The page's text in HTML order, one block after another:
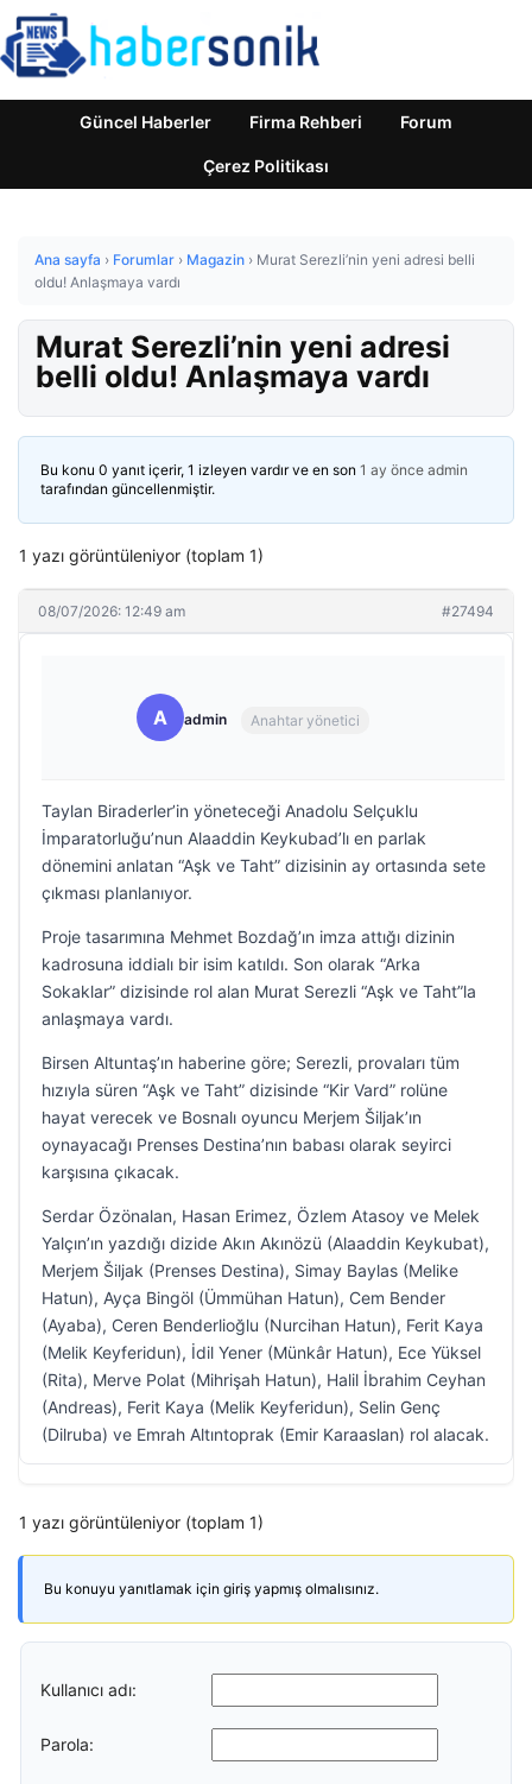
Güncel Haberler Firma Rehberi Forum
Çerez Politikası
Ana sayfa › Forumlar › Magazin › Murat Serezli’nin yeni adresi belli
oldu! Anlaşmaya vardı
Murat Serezli’nin yeni adresi
belli oldu! Anlaşmaya vardı
Bu konu 0 yanıt içerir, 1 izleyen vardır ve en son 1 ay önce admin
tarafından güncellenmiştir.
1 yazı görüntüleniyor (toplam 1)
08/07/2026: 12:49 am #27494
A admin Anahtar yönetici
Taylan Biraderler’in yöneteceği Anadolu Selçuklu
İmparatorluğu’nun Alaaddin Keykubad’lı en parlak
dönemini anlatan “Aşk ve Taht” dizisinin ay ortasında sete
çıkması planlanıyor.
Proje tasarımına Mehmet Bozdağ’ın imza attığı dizinin
kadrosuna iddialı bir isim katıldı. Son olarak “Arka
Sokaklar” dizisinde rol alan Murat Serezli “Aşk ve Taht”la
anlaşmaya vardı.
Birsen Altuntaş’ın haberine göre; Serezli, provaları tüm
hızıyla süren “Aşk ve Taht” dizisinde “Kir Vard” rolüne
hayat verecek ve Bosnalı oyuncu Merjem Šiljak’ın
oynayacağı Prenses Destina’nın babası olarak seyirci
karşısına çıkacak.
Serdar Özönalan, Hasan Erimez, Özlem Atasoy ve Melek
Yalçın’ın yazdığı dizide Akın Akınözü (Alaaddin Keykubat),
Merjem Šiljak (Prenses Destina), Simay Baylas (Melike
Hatun), Ayça Bingöl (Ümmühan Hatun), Cem Bender
(Ayaba), Ceren Benderlioğlu (Nurcihan Hatun), Ferit Kaya
(Melik Keyferidun), İdil Yener (Münkâr Hatun), Ece Yüksel
(Rita), Merve Polat (Mihrişah Hatun), Halil İbrahim Ceyhan
(Andreas), Ferit Kaya (Melik Keyferidun), Selin Genç
(Dilruba) ve Emrah Altıntoprak (Emir Karaaslan) rol alacak.
1 yazı görüntüleniyor (toplam 1)
Bu konuyu yanıtlamak için giriş yapmış olmalısınız.
Kullanıcı adı:
Parola: